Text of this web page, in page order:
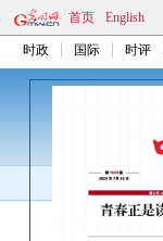
首页 English
时政 国际 时评